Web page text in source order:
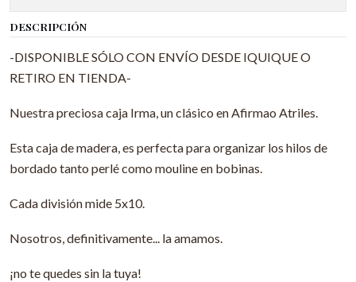
DESCRIPCIÓN
-DISPONIBLE SÓLO CON ENVÍO DESDE IQUIQUE O
RETIRO EN TIENDA-
Nuestra preciosa caja Irma, un clásico en Afirmao Atriles.
Esta caja de madera, es perfecta para organizar los hilos de
bordado tanto perlé como mouline en bobinas.
Cada división mide 5x10.
Nosotros, definitivamente... la amamos.
¡no te quedes sin la tuya!